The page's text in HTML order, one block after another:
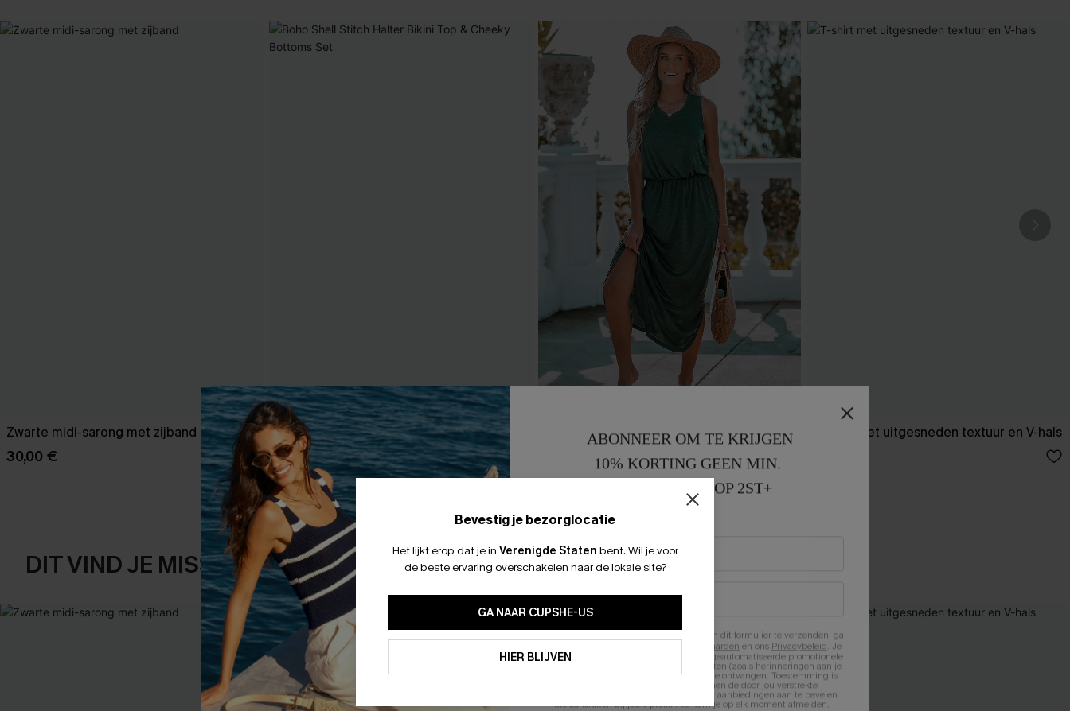
Zwarte midi-sarong met zijband
30,00 €
Boho Shell Stitch Halter Bikini Top &
Cheeky Bottoms Set
36,00 €40,00 €
Bosgroene maxi-jurk met zijsplit T-shirt met uitgesneden textuur en V-hals
DIT VIND JE MISSCHIEN OOK LEUK
Bevestig je bezorglocatie
Het lijkt erop dat je in Verenigde Staten bent. Wil je voor
de beste ervaring overschakelen naar de lokale site?
GA NAAR CUPSHE-US
HIER BLIJVEN
ABONNEER OM TE KRIJGEN
10% KORTING GEEN MIN.
15% KORTING OP 2ST+
Door je contactgegevens in te vullen en dit formulier te verzenden, ga
Algemene Voorwaarden en ons Privacybeleid. Je
stemt er tevens mee in om herhaalde geautomatiseerde promotionele
en gepersonaliseerde marketingberichten (zoals herinneringen aan je
winkelwagen) en e-mails van Cupshe te ontvangen. Toestemming is
niet vereist voor een aankoop. We kunnen de door jou verstrekte
informatie gebruiken om producten en aanbiedingen aan te bevelen
die aansluiten bij jouw profiel. Je kunt je op elk moment afmelden.